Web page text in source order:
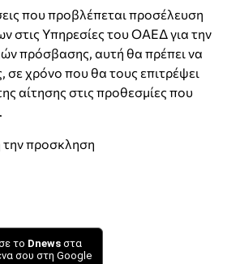
που προβλέπεται προσέλευση
στις Υπηρεσίες του ΟΑΕΔ για την
πρόσβασης, αυτή θα πρέπει να
σε χρόνο που θα τους επιτρέψει
αίτησης στις προθεσμίες που
την προσκληση
το Dnews στα
σου στη Google